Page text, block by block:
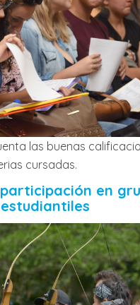
las buenas
cursadas.
en
estudiantiles